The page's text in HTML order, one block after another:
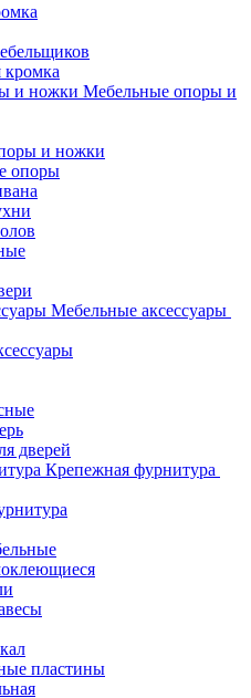
Мебельные опоры и
и ножки
опоры
Мебельные аксессуары
дверей
Крепежная фурнитура
пластины